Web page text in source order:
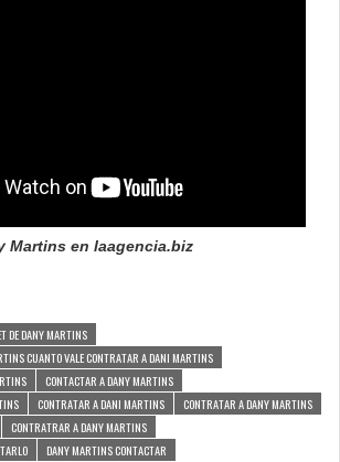
Martins en laagencia.biz
DE DANY MARTINS
CUANTO VALE CONTRATAR A DANI MARTINS
CONTACTAR A DANY MARTINS
CONTRATAR A DANI MARTINS
CONTRATAR A DANY MARTINS
CONTRATRAR A DANY MARTINS
DANY MARTINS CONTACTAR